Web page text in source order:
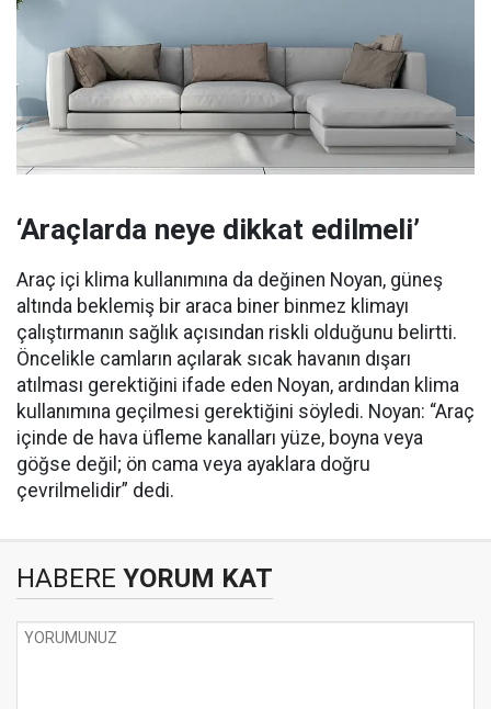
‘Araçlarda neye dikkat edilmeli’
Araç içi klima kullanımına da değinen Noyan, güneş
altında beklemiş bir araca biner binmez klimayı
çalıştırmanın sağlık açısından riskli olduğunu belirtti.
Öncelikle camların açılarak sıcak havanın dışarı
atılması gerektiğini ifade eden Noyan, ardından klima
kullanımına geçilmesi gerektiğini söyledi. Noyan: “Araç
içinde de hava üfleme kanalları yüze, boyna veya
göğse değil; ön cama veya ayaklara doğru
çevrilmelidir” dedi.
HABERE YORUM KAT